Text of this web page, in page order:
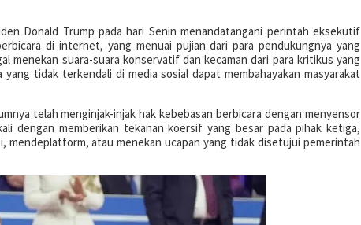
Donald Trump pada hari Senin menandatangani perintah eksekutif
di internet, yang menuai pujian dari para pendukungnya yang
menekan suara-suara konservatif dan kecaman dari para kritikus yang
tidak terkendali di media sosial dapat membahayakan masyarakat
telah menginjak-injak hak kebebasan berbicara dengan menyensor
dengan memberikan tekanan koersif yang besar pada pihak ketiga,
mendeplatform, atau menekan ucapan yang tidak disetujui pemerintah